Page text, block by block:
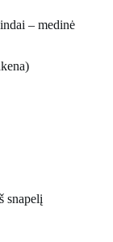
– medinė
snapelį